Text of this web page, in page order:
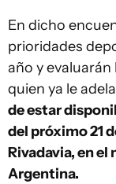
En dicho
prioridades
año y
quien ya le
de estar
del próximo 21
Rivadavia, en el
Argentina.